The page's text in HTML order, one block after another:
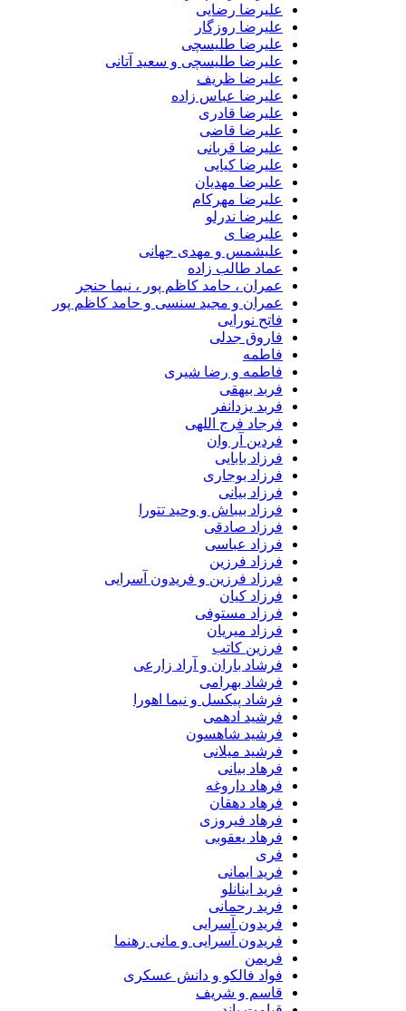
علیرضا رضایی
علیرضا روزگار
علیرضا طلیسچی
علیرضا طلیسچی و سعید آتانی
علیرضا ظریف
علیرضا عباس زاده
علیرضا قادری
علیرضا قاضی
علیرضا قربانی
علیرضا کیایی
علیرضا مهدیان
علیرضا مهرکام
علیرضا ندرلو
علیرضا ی
علیشمس و مهدی جهانی
عماد طالب زاده
عمران ، حامد کاظم پور ، نیما حنجر
عمران و مجید سنسی و حامد کاظم پور
فاتح نورایی
فاروق جدلی
فاطمه
فاطمه و رضا شیری
فربد بیهقی
فربد یزدانفر
فرجاد فرج اللهی
فردین آر وان
فرزاد بابایی
فرزاد بوجاری
فرزاد بیانی
فرزاد بیباش و وحید تتورا
فرزاد صادقی
فرزاد عباسی
فرزاد فرزین
فرزاد فرزین و فریدون آسرایی
فرزاد کیان
فرزاد مستوفی
فرزاد میریان
فرزین کاتب
فرشاد باران و آراد زارعی
فرشاد بهرامی
فرشاد پیکسل و نیما اهورا
فرشید ادهمی
فرشید شاهسون
فرشید میلانی
فرهاد بیانی
فرهاد داروغه
فرهاد دهقان
فرهاد فیروزی
فرهاد یعقوبی
فری
فرید ایمانی
فرید اینانلو
فرید رحمانی
فریدون آسرایی
فریدون آسرایی و مانی رهنما
فریمن
فواد فالکو و دانش عسکری
قاسم و شریف